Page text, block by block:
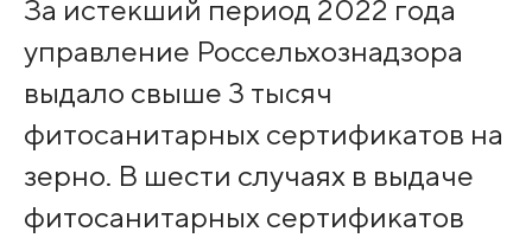
За истекший период 2022 года
управление Россельхознадзора
выдало свыше 3 тысяч
фитосанитарных сертификатов на
зерно. В шести случаях в выдаче
фитосанитарных сертификатов